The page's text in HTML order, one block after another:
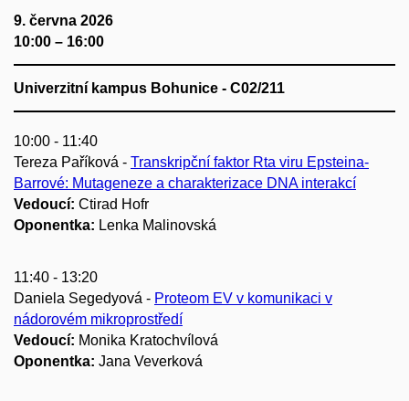
9. června 2026
10:00 – 16:00
Univerzitní kampus Bohunice - C02/211
10:00 - 11:40
Tereza Paříková - Transkripční faktor Rta viru Epsteina-
Barrové: Mutageneze a charakterizace DNA interakcí
Vedoucí: Ctirad Hofr
Oponentka: Lenka Malinovská
11:40 - 13:20
Daniela Segedyová - Proteom EV v komunikaci v
nádorovém mikroprostředí
Vedoucí: Monika Kratochvílová
Oponentka: Jana Veverková